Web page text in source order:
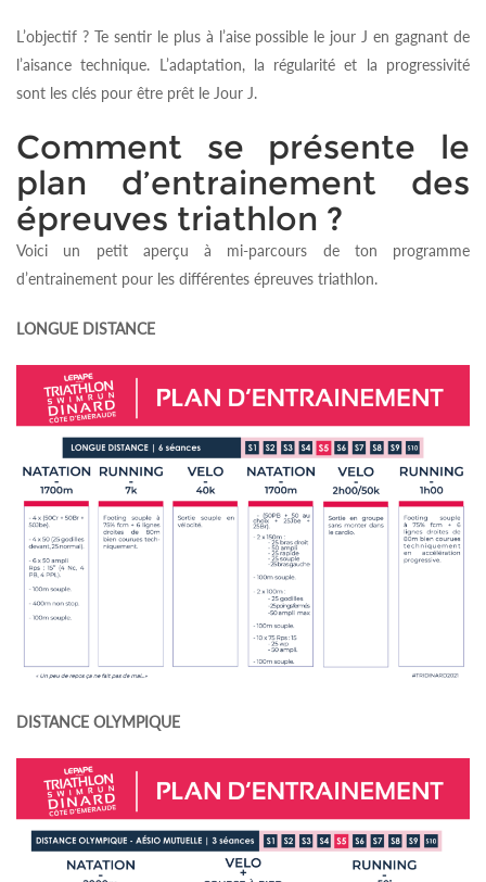
L’objectif ? Te sentir le plus à l’aise possible le jour J en gagnant de
l’aisance technique. L’adaptation, la régularité et la progressivité
sont les clés pour être prêt le Jour J.
Comment se présente le
plan d’entrainement des
épreuves triathlon ?
Voici un petit aperçu à mi-parcours de ton programme
d’entrainement pour les différentes épreuves triathlon.
LONGUE DISTANCE
DISTANCE OLYMPIQUE